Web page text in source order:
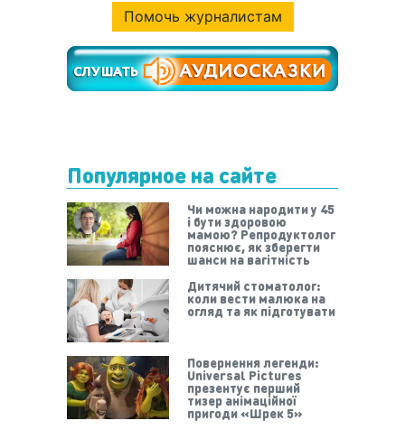
Помочь журналистам
Популярное на сайте
Чи можна народити у 45
і бути здоровою
мамою? Репродуктолог
пояснює, як зберегти
шанси на вагітність
Дитячий стоматолог:
коли вести малюка на
огляд та як підготувати
Повернення легенди:
Universal Pictures
презентує перший
тизер анімаційної
пригоди «Шрек 5»